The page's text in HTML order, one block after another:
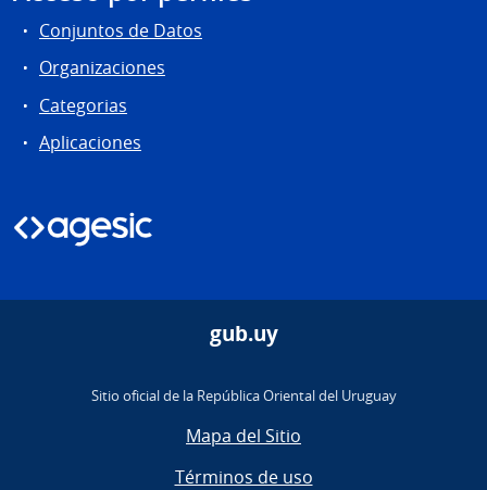
Conjuntos de Datos
Organizaciones
Categorias
Aplicaciones
gub.uy
Sitio oficial de la República Oriental del Uruguay
Mapa del Sitio
Términos de uso